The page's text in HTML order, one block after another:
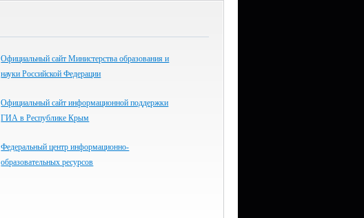
Официальный сайт Министерства образования и
науки Российской Федерации
Официальный сайт информационной поддержки
ГИА в Республике Крым
Федеральный центр информационно-
образовательных ресурсов